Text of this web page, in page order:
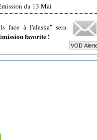
du 13 Mai
face à l'alaska" sera
favorite !